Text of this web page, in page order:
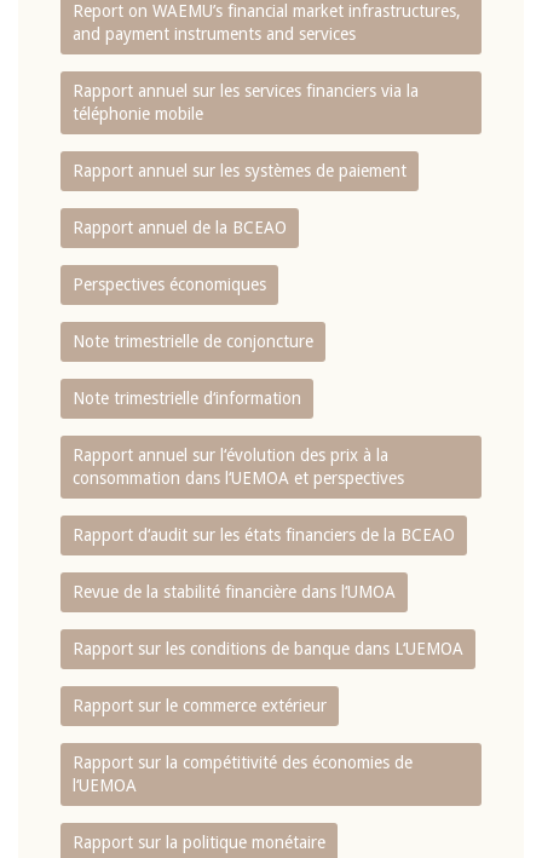
Report on WAEMU’s financial market infrastructures,
and payment instruments and services
Rapport annuel sur les services financiers via la
téléphonie mobile
Rapport annuel sur les systèmes de paiement
Rapport annuel de la BCEAO
Perspectives économiques
Note trimestrielle de conjoncture
Note trimestrielle d‘information
Rapport annuel sur l‘évolution des prix à la
consommation dans l‘UEMOA et perspectives
Rapport d‘audit sur les états financiers de la BCEAO
Revue de la stabilité financière dans l‘UMOA
Rapport sur les conditions de banque dans L‘UEMOA
Rapport sur le commerce extérieur
Rapport sur la compétitivité des économies de
l‘UEMOA
Rapport sur la politique monétaire